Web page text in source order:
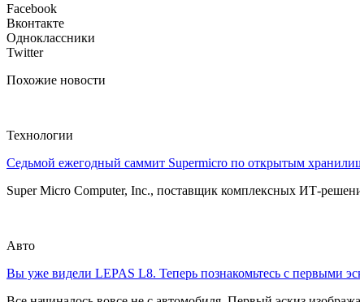
Facebook
Вконтакте
Одноклассники
Twitter
Похожие новости
Технологии
Седьмой ежегодный саммит Supermicro по открытым
Super Micro Computer, Inc., поставщик комплексных ИТ-
Авто
Вы уже видели LEPAS L8. Теперь познакомьтесь с первыми